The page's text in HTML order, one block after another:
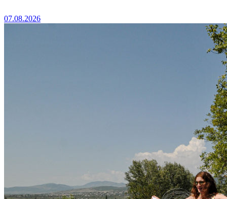
07.08.2026